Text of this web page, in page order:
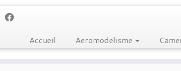
Accueil Aeromodelisme